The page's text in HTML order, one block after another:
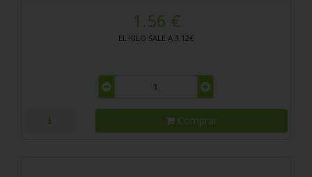
1.56 €
EL KILO SALE A 3.12€
Comprar